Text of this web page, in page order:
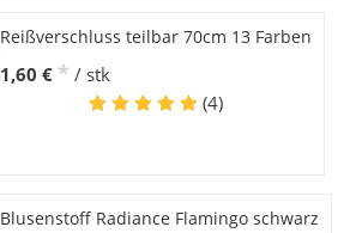
Reißverschluss teilbar 70cm 13 Farben
1,60 € * / stk
(4)
Blusenstoff Radiance Flamingo schwarz